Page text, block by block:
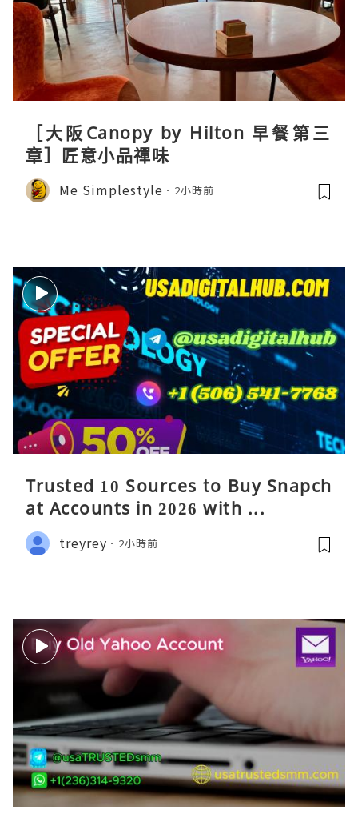
［大阪Canopy by Hilton 早餐第三
章］匠意小品禪味
Me Simplestyle 2小時前
Trusted 10 Sources to Buy Snapch
at Accounts in 2026 with ...
treyrey 2小時前